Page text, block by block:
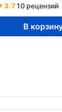
3.710 рецензий
В